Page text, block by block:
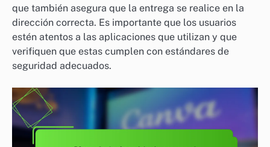
que también asegura que la entrega se realice en la
dirección correcta. Es importante que los usuarios
estén atentos a las aplicaciones que utilizan y que
verifiquen que estas cumplen con estándares de
seguridad adecuados.